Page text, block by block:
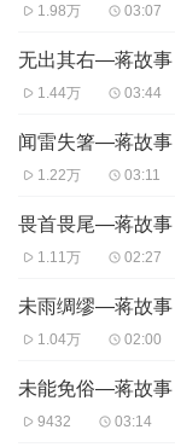
通过讲解成语的来
语语言的精髓。每
这个专辑不仅适合
多有趣和实用的成
1.98万 03:07
无出其右—蒋故事
1.44万 03:44
闻雷失箸—蒋故事
1.22万 03:11
畏首畏尾—蒋故事
1.11万 02:27
未雨绸缪—蒋故事
1.04万 02:00
未能免俗—蒋故事
9432 03:14